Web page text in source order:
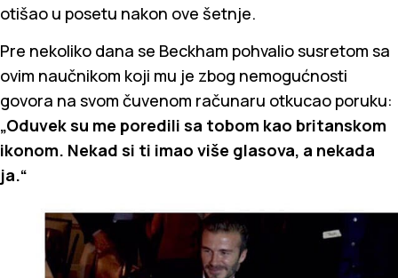
otišao u posetu nakon ove šetnje.
Pre nekoliko dana se Beckham pohvalio susretom sa
ovim naučnikom koji mu je zbog nemogućnosti
govora na svom čuvenom računaru otkucao poruku:
„Oduvek su me poredili sa tobom kao britanskom
ikonom. Nekad si ti imao više glasova, a nekada
ja.“